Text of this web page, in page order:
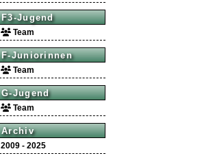
F3-Jugend
Team
F-Juniorinnen
Team
G-Jugend
Team
Archiv
2009 - 2025